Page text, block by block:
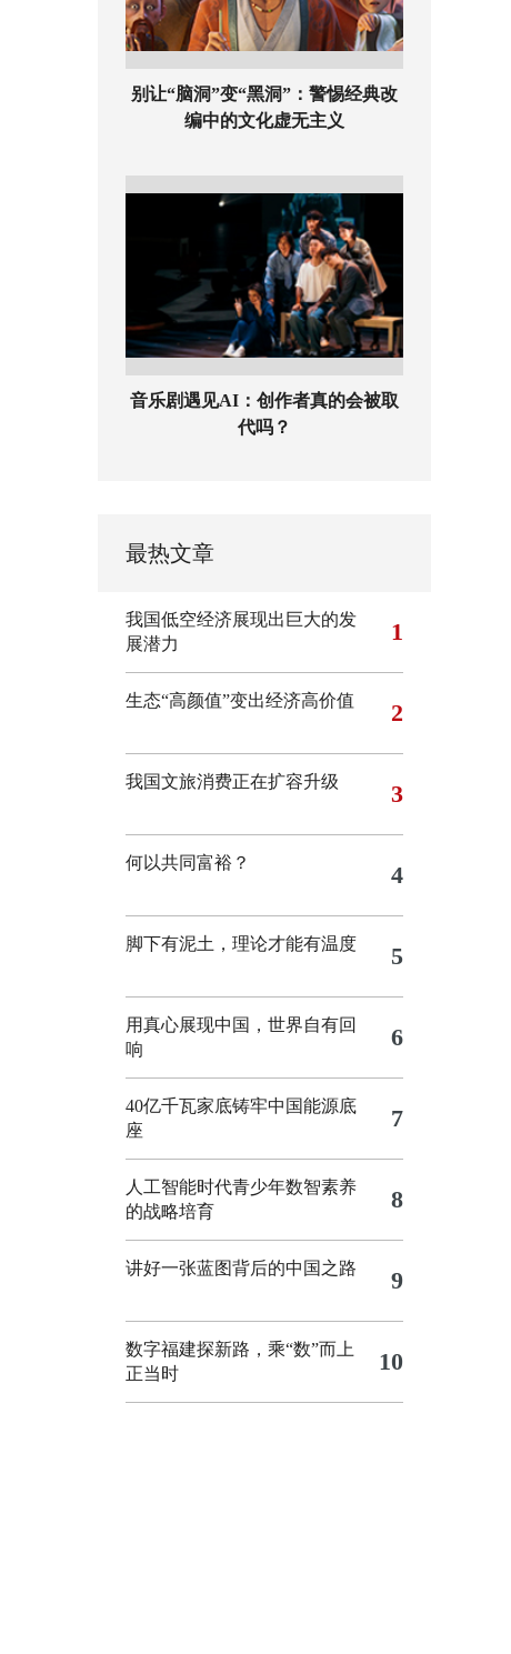
别让“脑洞”变“黑洞”：警惕经典改
编中的文化虚无主义
音乐剧遇见AI：创作者真的会被取
代吗？
最热文章
我国低空经济展现出巨大的发
展潜力
1
生态“高颜值”变出经济高价值 2
我国文旅消费正在扩容升级 3
何以共同富裕？ 4
脚下有泥土，理论才能有温度 5
用真心展现中国，世界自有回
响
6
40亿千瓦家底铸牢中国能源底
座
7
人工智能时代青少年数智素养
的战略培育
8
讲好一张蓝图背后的中国之路 9
数字福建探新路，乘“数”而上
正当时
10